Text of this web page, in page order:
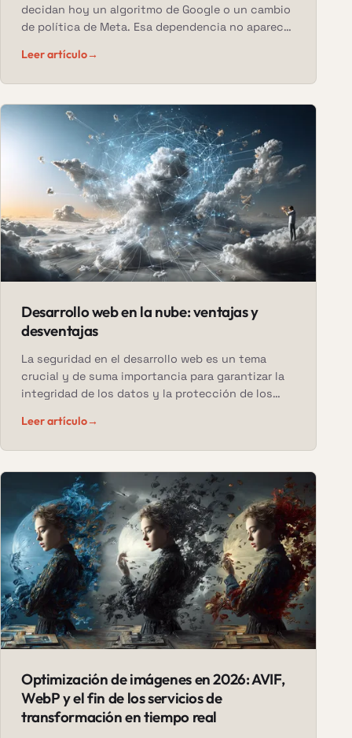
decidan hoy un algoritmo de Google o un cambio
de política de Meta. Esa dependencia no aparece
realmente tu web, tus clientes y tu tranquilidad.
Leer artículo→
Desarrollo web en la nube: ventajas y
desventajas
La seguridad en el desarrollo web es un tema
crucial y de suma importancia para garantizar la
integridad de los datos y la protección de los
Leer artículo→
Optimización de imágenes en 2026: AVIF,
WebP y el fin de los servicios de
transformación en tiempo real